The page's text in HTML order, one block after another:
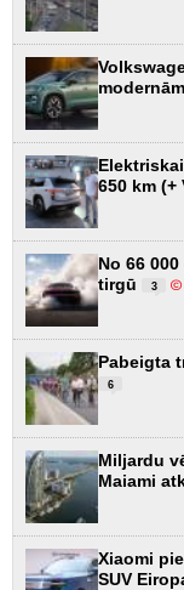
650 km (+
No 66
tirgū
3
Pabeigta
6
Miljardu
Maiami
Xiaomi
SUV